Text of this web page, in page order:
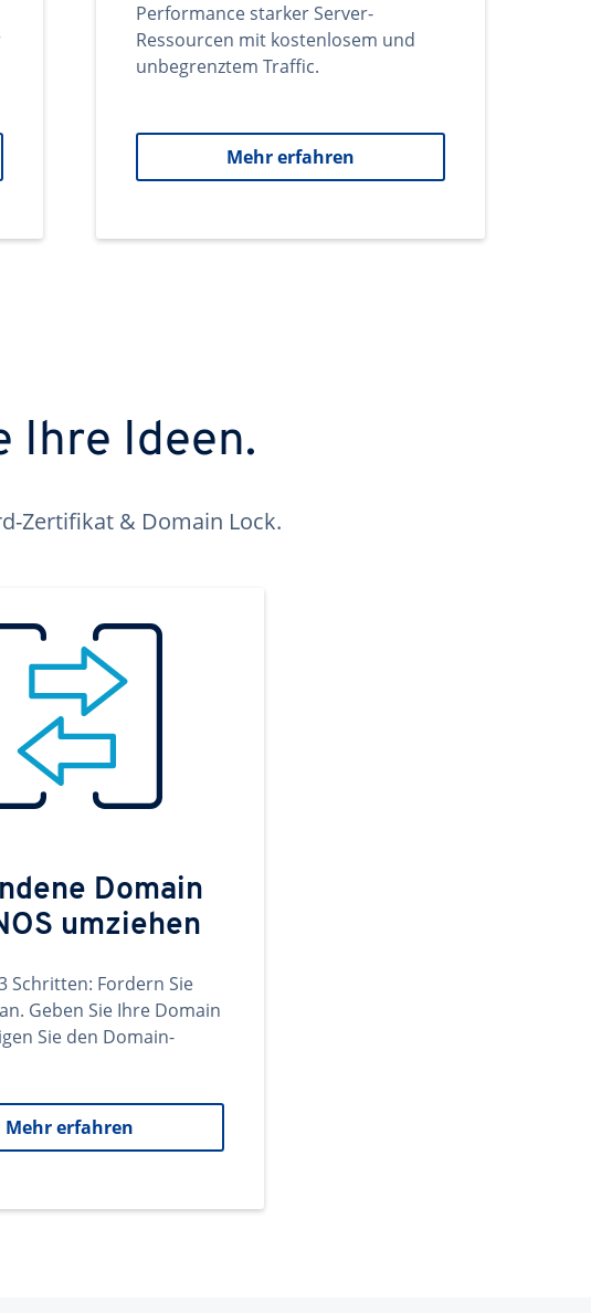
Performance starker Server-
Ressourcen mit kostenlosem und
unbegrenztem Traffic.
Mehr erfahren
Ihre Ideen.
Zertifikat & Domain Lock.
Domain
umziehen
Schritten: Fordern Sie
Geben Sie Ihre Domain
Sie den Domain-
Mehr erfahren